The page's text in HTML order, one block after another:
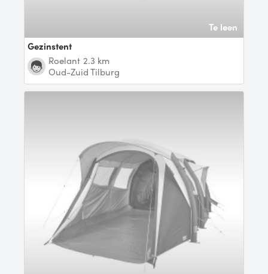
Te leen
Gezinstent
Roelant 2.3 km
Oud-Zuid Tilburg